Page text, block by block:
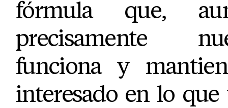
fórmula que,
precisamente
funciona y
interesado en lo que